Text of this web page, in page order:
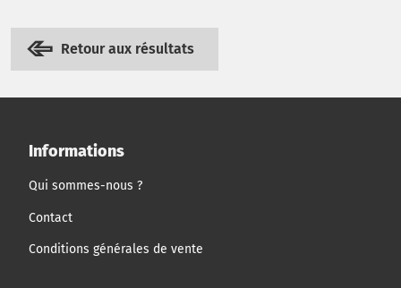
Retour aux résultats
Informations
Qui sommes-nous ?
Contact
Conditions générales de vente